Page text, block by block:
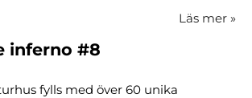
Läs mer »
inferno #8
fylls med över 60 unika